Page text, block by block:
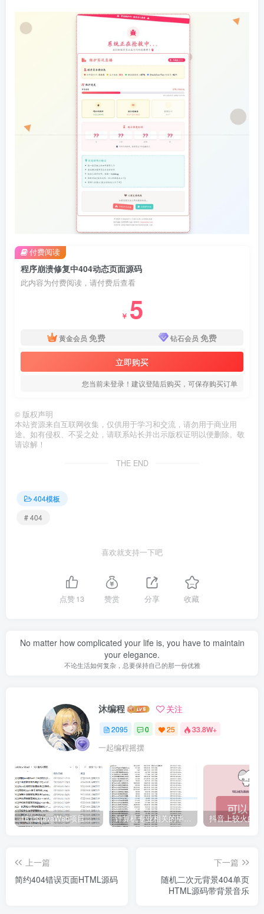
程序崩溃修复中404动态页面源码
此内容为付费阅读，请付费后查看
￥ 5
黄金会员 免费 钻石会员 免费
立即购买
您当前未登录！建议登陆后购买，可保存购买订单
付费阅读
© 版权声明
本站资源来自互联网收集，仅供用于学习和交流，请勿用于商业用
途。如有侵权、不妥之处，请联系站长并出示版权证明以便删除。敬
请谅解！
THE END
404模板
# 404
喜欢就支持一下吧
点赞13 赞赏 分享 收藏
No matter how complicated your life is, you have to maintain
your elegance.
不论生活如何复杂，总要保持自己的那一份优雅
沐编程 关注
2095 0 25 33.8W+
一起编程摇摆
161套javaWeb项目源码免费分享 计算机专业相关的毕业设计论文合集免费下载
上一篇
简约404错误页面HTML源码
下一篇
随机二次元背景404单页
HTML源码带背景音乐